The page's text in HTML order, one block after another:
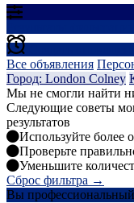
Все объявления
Город: London Colney
Мы не смогли найти
Следующие советы
результатов
Используйте более
Проверьте
Уменьшите
Сброс фильтра →
Вы